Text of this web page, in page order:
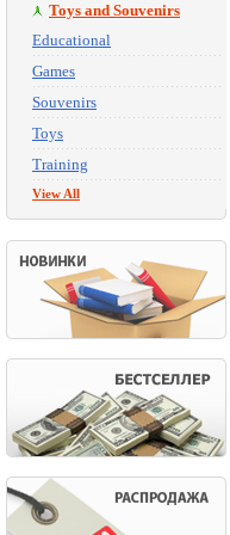
Toys and Souvenirs
Educational
Games
Souvenirs
Toys
Training
View All